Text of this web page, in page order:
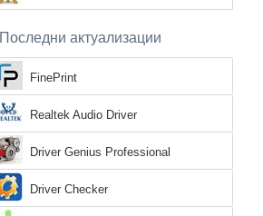
Последни актуализации
FinePrint
Realtek Audio Driver
Driver Genius Professional
Driver Checker